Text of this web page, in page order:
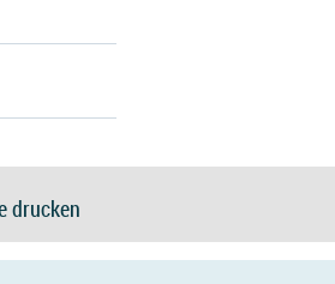
drucken